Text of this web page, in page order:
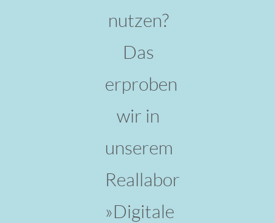
nutzen?
Das
erproben
wir in
unserem
Reallabor
»Digitale